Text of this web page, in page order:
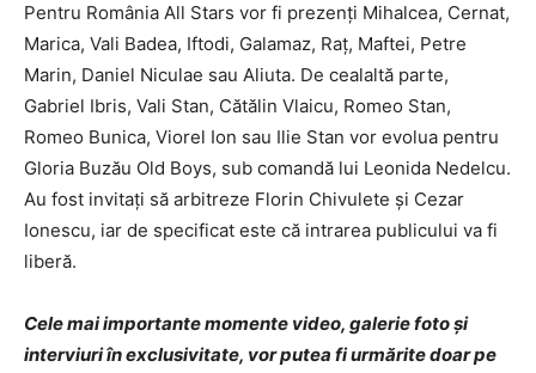
Pentru România All Stars vor fi prezenți Mihalcea, Cernat,
Marica, Vali Badea, Iftodi, Galamaz, Raț, Maftei, Petre
Marin, Daniel Niculae sau Aliuta. De cealaltă parte,
Gabriel Ibris, Vali Stan, Cătălin Vlaicu, Romeo Stan,
Romeo Bunica, Viorel Ion sau Ilie Stan vor evolua pentru
Gloria Buzău Old Boys, sub comandă lui Leonida Nedelcu.
Au fost invitați să arbitreze Florin Chivulete și Cezar
Ionescu, iar de specificat este că intrarea publicului va fi
liberă.
Cele mai importante momente video, galerie foto şi
interviuri în exclusivitate, vor putea fi urmărite doar pe